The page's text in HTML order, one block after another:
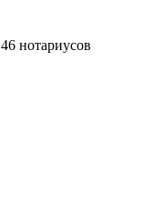
нотариусов